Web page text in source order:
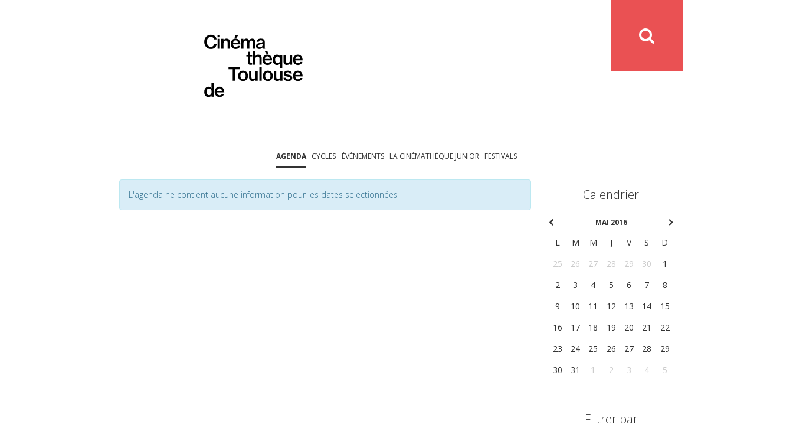
AGENDA CYCLES ÉVÉNEMENTS LA CINÉMATHÈQUE JUNIOR FESTIVALS
L'agenda ne contient aucune information pour les dates selectionnées Calendrier
MAI 2016
L M M J V S
D
25
26 27 28 29 30
1
2
3 4 5 6 7
8
9
10 11 12 13 14
15
16
17 18 19 20 21
22
23
24 25 26 27 28
29
30
31 1 2 3 4 5
Filtrer par